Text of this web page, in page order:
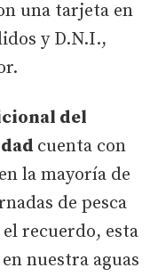
una tarjeta en
y D.N.I.,
del
cuenta con
la mayoría de
de pesca
recuerdo, esta
nuestra aguas